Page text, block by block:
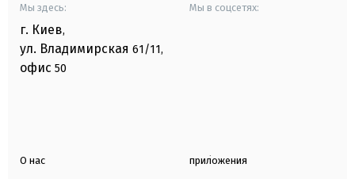
Мы здесь:
г. Киев,
ул. Владимирская 61/11,
офис 50
Мы в соцсетях:
О нас приложения